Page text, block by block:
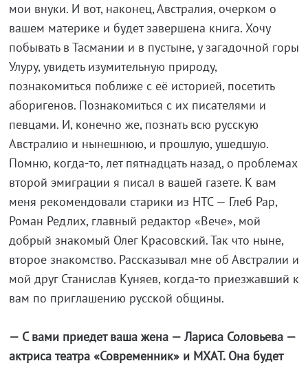
мои внуки. И вот, наконец, Австралия, очерком о
вашем материке и будет завершена книга. Хочу
побывать в Тасмании и в пустыне, у загадочной горы
Улуру, увидеть изумительную природу,
познакомиться поближе с её историей, посетить
аборигенов. Познакомиться с их писателями и
певцами. И, конечно же, познать всю русскую
Австралию и нынешнюю, и прошлую, ушедшую.
Помню, когда-то, лет пятнадцать назад, о проблемах
второй эмиграции я писал в вашей газете. К вам
меня рекомендовали старики из НТС — Глеб Рар,
Роман Редлих, главный редактор «Вече», мой
добрый знакомый Олег Красовский. Так что ныне,
второе знакомство. Рассказывал мне об Австралии и
мой друг Станислав Куняев, когда-то приезжавший к
вам по приглашению русской общины.
— С вами приедет ваша жена — Лариса Соловьева —
актриса театра «Современник» и МХАТ. Она будет